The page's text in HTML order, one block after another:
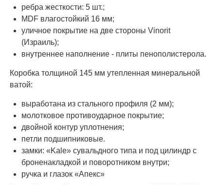
ребра жесткости: 5 шт.;
MDF влагостойкий 16 мм;
уличное покрытие на две стороны Vinorit
(Израиль);
внутреннее наполнение - плиты пенополистерола.
Коробка толщиной 145 мм утепленная минеральной
ватой:
выработана из стального профиля (2 мм);
молотковое противоударное покрытие;
двойной контур уплотнения;
петли подшипниковые.
замки: «Kale» сувальдного типа и под цилиндр с
броненакладкой и поворотником внутри;
ручка и глазок «Апекс»